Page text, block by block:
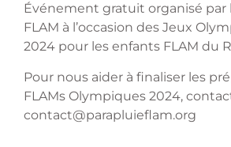
Événement gratuit organisé par
FLAM à l’occasion des Jeux
2024 pour les enfants FLAM du
Pour nous aider à finaliser les
FLAMs Olympiques 2024,
contact@parapluieflam.org